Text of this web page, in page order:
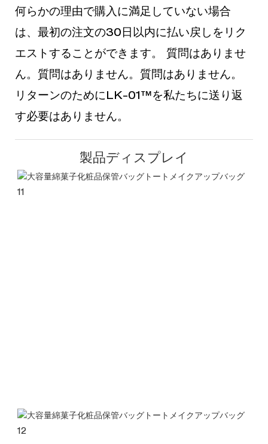
何らかの理由で購入に満足していない場合
は、最初の注文の30日以内に払い戻しをリク
エストすることができます。 質問はありませ
ん。質問はありません。質問はありません。
リターンのためにLK-01™を私たちに送り返
す必要はありません。
製品ディスプレイ